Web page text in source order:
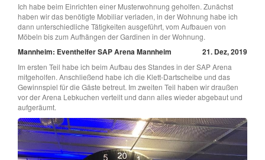
Ich habe beim Einrichten einer Musterwohnung geholfen. Zunächst
haben wir das benötigte Mobiliar verladen, in der Wohnung habe ich
dann unterschiedliche Tätigkeiten ausgeführt, vom Aufbauen von
Möbeln bis zum Aufhängen der Gardinen in der Wohnung.
Mannheim: Eventhelfer SAP Arena Mannheim 21. Dez, 2019
Im ersten Teil habe ich beim Aufbau des Standes in der SAP Arena
mitgeholfen. Anschließend habe ich die Klett-Dartscheibe und das
Gewinnspiel für die Gäste betreut. Im zweiten Teil haben wir draußen
vor der Arena Lebkuchen verteilt und dann alles wieder abgebaut und
aufgeräumt.